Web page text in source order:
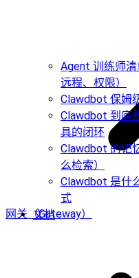
Agent 训练师
远程、权限）
Clawdbot 保姆
Clawdbot 到底
具的闭环
Clawdbot 的记
么检索）
Clawdbot 是什
式
文档
网关（Gateway）